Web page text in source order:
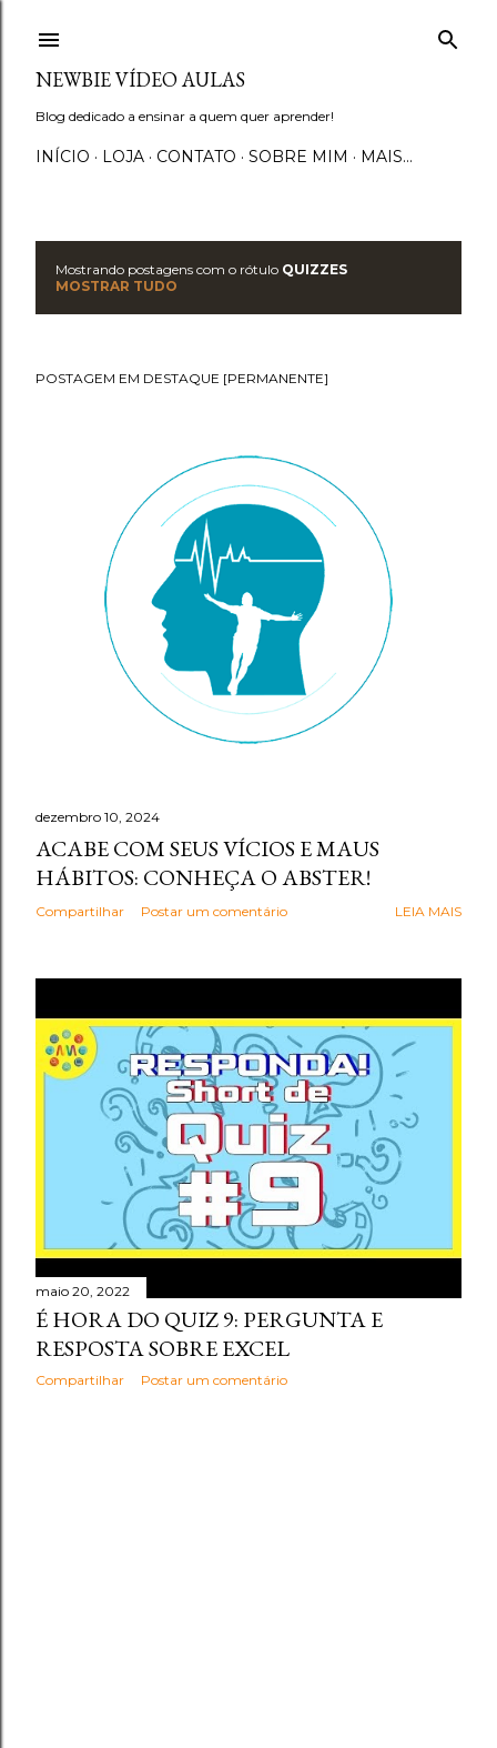
NEWBIE VÍDEO AULAS
Blog dedicado a ensinar a quem quer aprender!
INÍCIO LOJA CONTATO SOBRE MIM MAIS…
s
Mostrando postagens com o rótulo QUIZZES
MOSTRAR TUDO
POSTAGEM EM DESTAQUE [PERMANENTE]
dezembro 10, 2024
ACABE COM SEUS VÍCIOS E MAUS
HÁBITOS: CONHEÇA O ABSTER!
Compartilhar Postar um comentário LEIA MAIS
maio 20, 2022
É HORA DO QUIZ 9: PERGUNTA E
RESPOSTA SOBRE EXCEL
Compartilhar Postar um comentário